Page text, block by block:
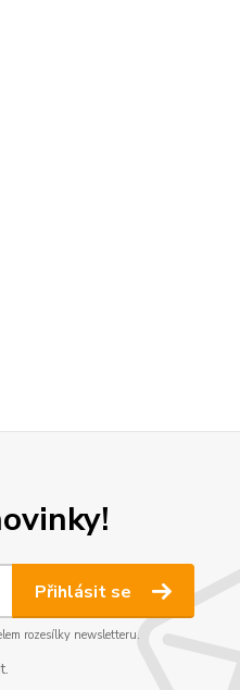
Přihlásit se
rozesílky newsletteru.